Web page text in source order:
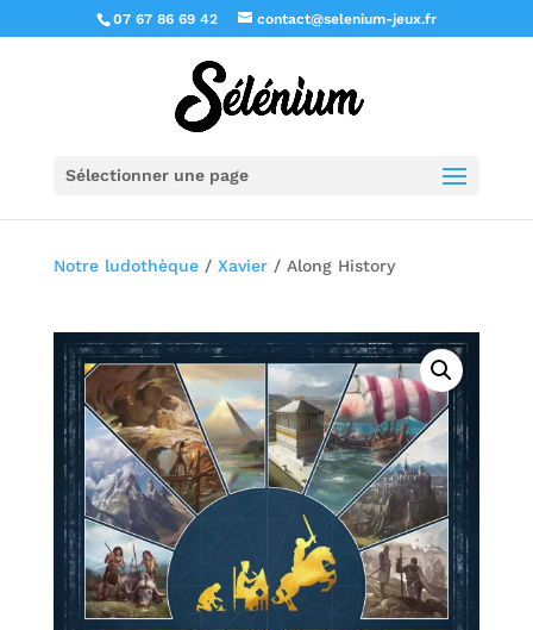
07 67 86 69 42 contact@selenium-jeux.fr
Sélectionner une page
Notre ludothèque/ Xavier/ Along History